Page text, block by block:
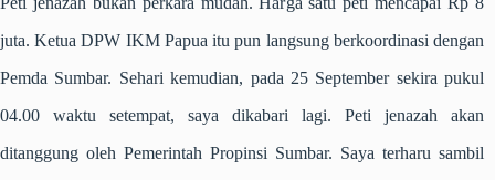
juta. Ketua DPW IKM Papua itu pun langsung berkoordinasi dengan
Pemda Sumbar. Sehari kemudian, pada 25 September sekira pukul
04.00 waktu setempat, saya dikabari lagi. Peti jenazah akan
ditanggung oleh Pemerintah Propinsi Sumbar. Saya terharu sambil